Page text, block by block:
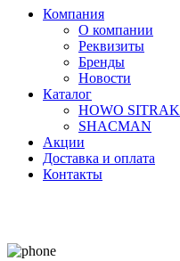
Компания
О компании
Реквизиты
Бренды
Новости
Каталог
HOWO SITRAK
SHACMAN
Акции
Доставка и оплата
Контакты